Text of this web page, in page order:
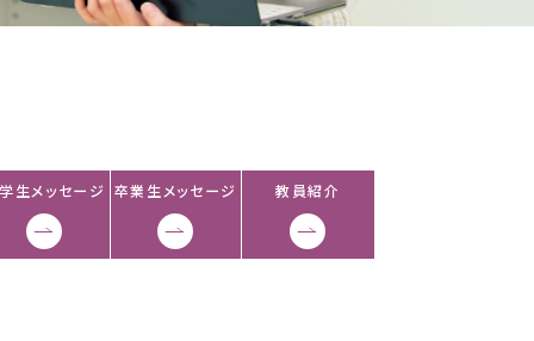
生メッセージ 卒業生メッセージ 教員紹介